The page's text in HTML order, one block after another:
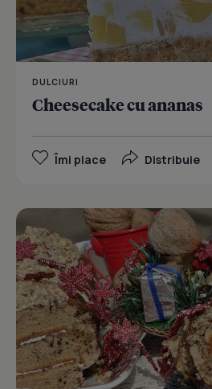
DULCIURI
Cheesecake cu ananas
Îmi place Distribuie